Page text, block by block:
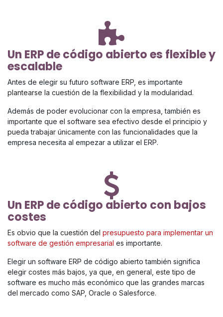
Un ERP de código abierto es flexible y
escalable
Antes de elegir su futuro software ERP, es importante
plantearse la cuestión de la flexibilidad y la modularidad.
Además de poder evolucionar con la empresa, también es
importante que el software sea efectivo desde el principio y
pueda trabajar únicamente con las funcionalidades que la
empresa necesita al empezar a utilizar el ERP.
Un ERP de código abierto con bajos
costes
Es obvio que la cuestión del presupuesto para implementar un
software de gestión empresarial es importante.
Elegir un software ERP de código abierto también significa
elegir costes más bajos, ya que, en general, este tipo de
software es mucho más económico que las grandes marcas
del mercado como SAP, Oracle o Salesforce.